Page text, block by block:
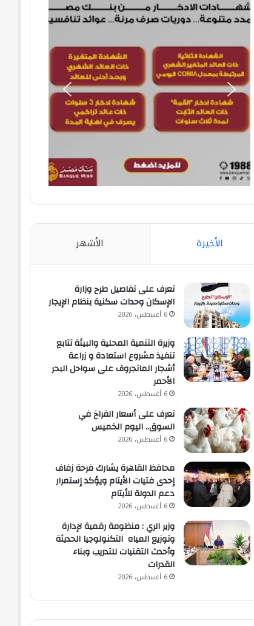
الأخيرة الأشهر
تعرف على تفاصيل طرح وزارة
الإسكان وحدات سكنية بنظام الإيجار
6 أغسطس، 2026
وزيرة التنمية المحلية والبيئة تتابع
تنفيذ مشروع استعادة و زراعة
أشجار المانجروف على سواحل البحر
الأحمر
6 أغسطس، 2026
تعرف على أسعار الفراخ في
السوق.. اليوم الخميس
6 أغسطس، 2026
محافظ القاهرة يشارك فرحة زفاف
إحدى فتيات الأيتام ويؤكد إستمرار
دعم الدولة للأيتام
6 أغسطس، 2026
وزير الري : منظومة رقمية لإدارة
وتوزيع المياه التكنولوجيا الحديثة
وأحدث التقنيات للتدريب وبناء
القدرات
6 أغسطس، 2026